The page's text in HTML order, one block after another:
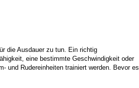
die Ausdauer zu tun. Ein richtig
eine bestimmte Geschwindigkeit oder
und Rudereinheiten trainiert werden. Bevor es